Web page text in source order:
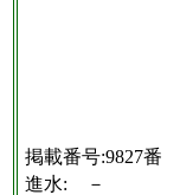
掲載番号:9827番
進水: －